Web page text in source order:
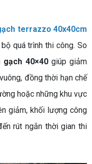
terrazzo 40x40cm
quá trình thi công. So
gạch 40×40giúp giảm
đồng thời hạn chế
hoặc những khu vực
giảm, khối lượng công
rút ngắn thời gian thi